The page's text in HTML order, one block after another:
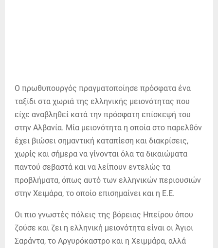
Ο πρωθυπουργός πραγματοποίησε πρόσφατα ένα
ταξίδι στα χωριά της ελληνικής μειονότητας που
είχε αναβληθεί κατά την πρόσφατη επίσκεψή του
στην Αλβανία. Μία μειονότητα η οποία στο παρελθόν
έχει βιώσει σημαντική καταπίεση και διακρίσεις,
χωρίς και σήμερα να γίνονται όλα τα δικαιώματα
παντού σεβαστά και να λείπουν εντελώς τα
προβλήματα, όπως αυτό των ελληνικών περιουσιών
στην Χειμάρα, το οποίο επισημαίνει και η Ε.Ε.
Οι πιο γνωστές πόλεις της βόρειας Ηπείρου όπου
ζούσε και ζει η ελληνική μειονότητα είναι οι Άγιοι
Σαράντα, το Αργυρόκαστρο και η Χειμμάρα, αλλά